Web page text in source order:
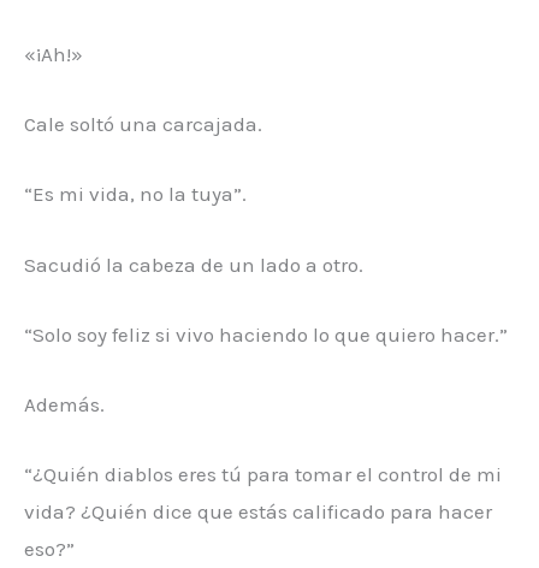
«¡Ah!»
Cale soltó una carcajada.
“Es mi vida, no la tuya”.
Sacudió la cabeza de un lado a otro.
“Solo soy feliz si vivo haciendo lo que quiero hacer.”
Además.
“¿Quién diablos eres tú para tomar el control de mi
vida? ¿Quién dice que estás calificado para hacer
eso?”